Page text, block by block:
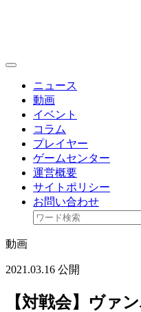
toggle
ニュース
動画
イベント
コラム
プレイヤー
ゲームセンター
運営概要
サイトポリシー
お問い合わせ
動画
2021.03.16 公開
【対戦会】ヴァ